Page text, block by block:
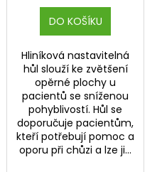
DO KOŠÍKU
Hliníková nastavitelná
hůl slouží ke zvětšení
opěrné plochy u
pacientů se sníženou
pohyblivostí. Hůl se
doporučuje pacientům,
kteří potřebují pomoc a
oporu při chůzi a lze ji...